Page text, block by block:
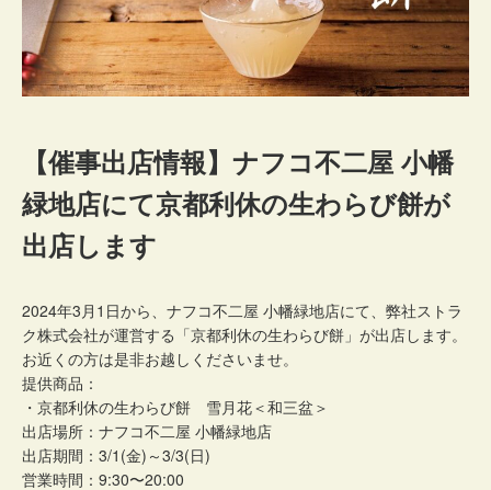
【催事出店情報】ナフコ不二屋 小幡
緑地店にて京都利休の生わらび餅が
出店します
2024年3月1日から、ナフコ不二屋 小幡緑地店にて、弊社ストラ
ク株式会社が運営する「京都利休の生わらび餅」が出店します。
お近くの方は是非お越しくださいませ。
提供商品：
・京都利休の生わらび餅 雪月花＜和三盆＞
出店場所：ナフコ不二屋 小幡緑地店
出店期間：3/1(金)～3/3(日)
営業時間：9:30〜20:00